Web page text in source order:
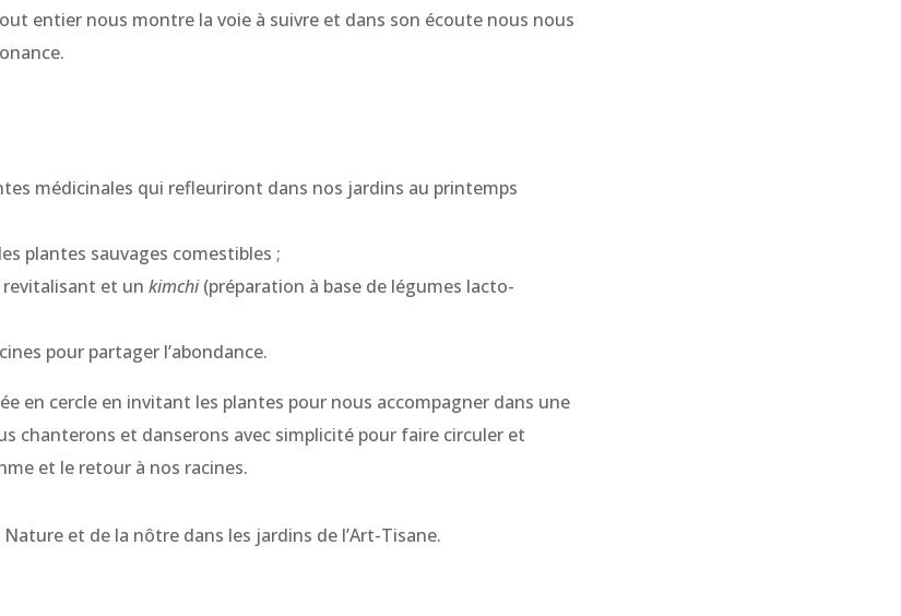
entier nous montre la voie à suivre et dans son écoute nous nous
médicinales qui refleuriront dans nos jardins au printemps
plantes sauvages comestibles ;
et un kimchi(préparation à base de légumes lacto-
pour partager l’abondance.
en cercle en invitant les plantes pour nous accompagner dans une
chanterons et danserons avec simplicité pour faire circuler et
et le retour à nos racines.
et de la nôtre dans les jardins de l’Art-Tisane.